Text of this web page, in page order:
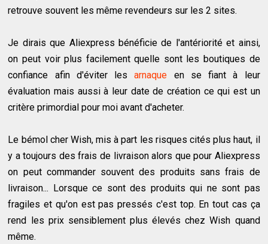
retrouve souvent les même revendeurs sur les 2 sites.
Je dirais que Aliexpress bénéficie de l'antériorité et ainsi,
on peut voir plus facilement quelle sont les boutiques de
confiance afin d'éviter lesarnaque en se fiant à leur
évaluation mais aussi à leur date de création ce qui est un
critère primordial pour moi avant d'acheter.
Le bémol cher Wish, mis à part les risques cités plus haut, il
y a toujours des frais de livraison alors que pour Aliexpress
on peut commander souvent des produits sans frais de
livraison... Lorsque ce sont des produits qui ne sont pas
fragiles et qu'on est pas pressés c'est top. En tout cas ça
rend les prix sensiblement plus élevés chez Wish quand
même.